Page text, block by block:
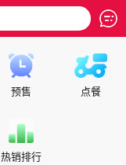
预售 点餐
热销排行